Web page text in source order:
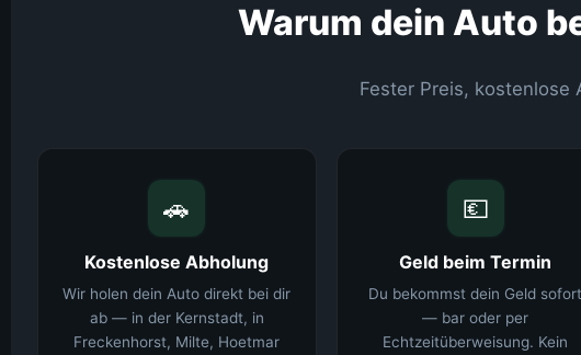
Warum dein Auto
Fester Preis, kostenlose
🚗
Kostenlose Abholung
Wir holen dein Auto direkt bei dir
ab — in der Kernstadt, in
Freckenhorst, Milte, Hoetmar
💶
Geld beim Termin
Du bekommst dein Geld sofort
— bar oder per
Echtzeitüberweisung. Kein